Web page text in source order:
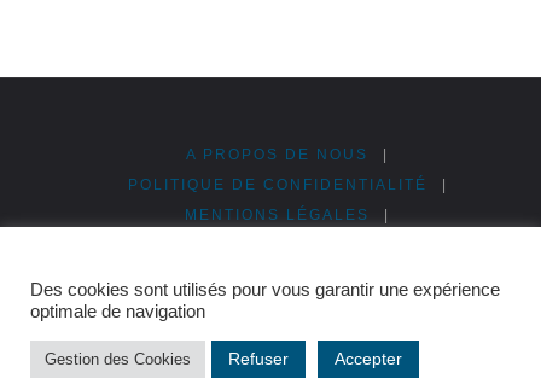
A PROPOS DE NOUS
POLITIQUE DE CONFIDENTIALITÉ
MENTIONS LÉGALES
©2026 Cinque Terre en Italie
Des cookies sont utilisés pour vous garantir une expérience
optimale de navigation
Gestion des Cookies Refuser Accepter